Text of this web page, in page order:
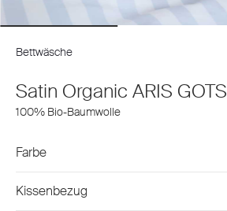
Bettwäsche
Satin Organic ARIS GOTS
100% Bio-Baumwolle
Farbe
Kissenbezug